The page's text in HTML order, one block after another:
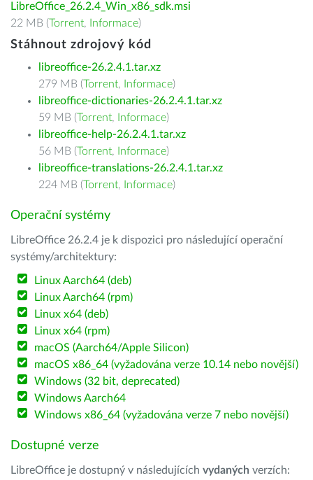
LibreOffice_26.2.4_Win_x86_sdk.msi
22 MB (Torrent, Informace)
Stáhnout zdrojový kód
libreoffice-26.2.4.1.tar.xz
279 MB (Torrent, Informace)
libreoffice-dictionaries-26.2.4.1.tar.xz
59 MB (Torrent, Informace)
libreoffice-help-26.2.4.1.tar.xz
56 MB (Torrent, Informace)
libreoffice-translations-26.2.4.1.tar.xz
224 MB (Torrent, Informace)
Operační systémy
LibreOffice 26.2.4 je k dispozici pro následující operační
systémy/architektury:
Linux Aarch64 (deb)
Linux Aarch64 (rpm)
Linux x64 (deb)
Linux x64 (rpm)
macOS (Aarch64/Apple Silicon)
macOS x86_64 (vyžadována verze 10.14 nebo novější)
Windows (32 bit, deprecated)
Windows Aarch64
Windows x86_64 (vyžadována verze 7 nebo novější)
Dostupné verze
LibreOffice je dostupný v následujících vydaných verzích: